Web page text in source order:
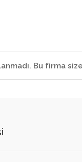
Bu firma